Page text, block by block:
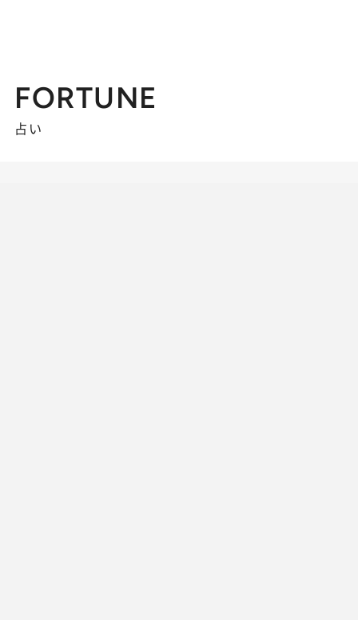
FORTUNE
占い